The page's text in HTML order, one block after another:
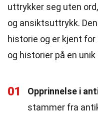
uttrykker seg uten
og ansiktsuttrykk.
historie og er kjent
og historier på en unik
01 Opprinnelse i
stammer fra